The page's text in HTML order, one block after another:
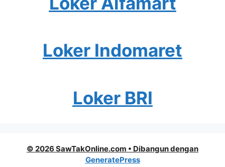
Loker Indomaret
Loker BRI
© 2026 SawTakOnline.com • Dibangun dengan
GeneratePress